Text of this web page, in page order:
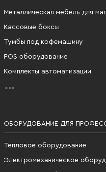
Металлическая мебель для
Кассовые боксы
Тумбы под кофемашину
POS оборудование
Комплекты автоматизации
ОБОРУДОВАНИЕ ДЛЯ
Тепловое оборудование
Электромеханическое